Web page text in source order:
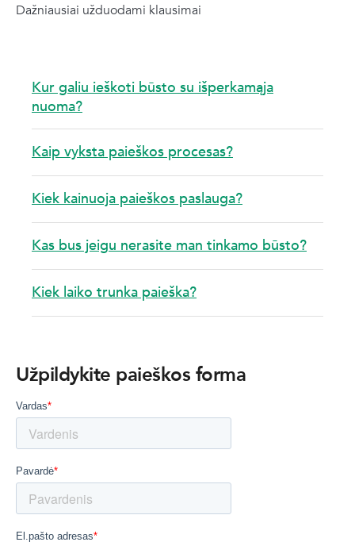
Dažniausiai užduodami klausimai
Kur galiu ieškoti būsto su išperkamąja
nuoma?
Kaip vyksta paieškos procesas?
Kiek kainuoja paieškos paslauga?
Kas bus jeigu nerasite man tinkamo būsto?
Kiek laiko trunka paieška?
Užpildykite paieškos forma